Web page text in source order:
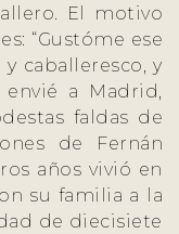
El motivo
“Gustóme ese
caballeresco, y
a Madrid,
faldas de
de Fernán
años vivió en
su familia a la
de diecisiete